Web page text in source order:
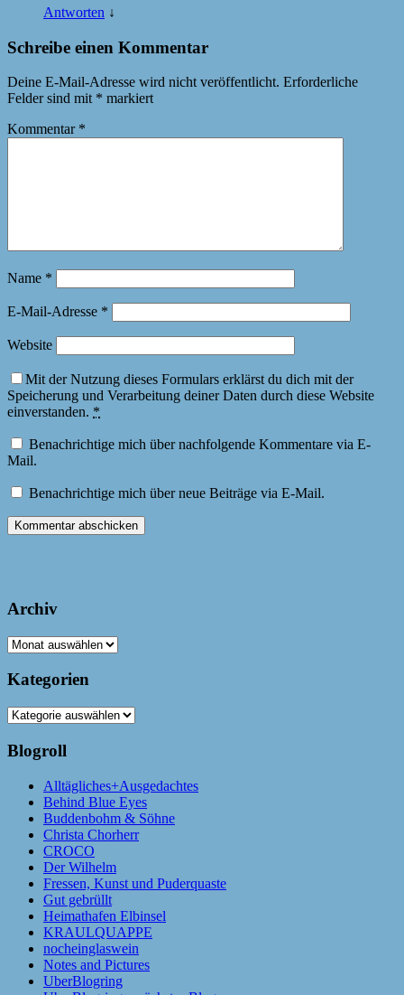
Antworten ↓
Schreibe einen Kommentar
Deine E-Mail-Adresse wird nicht veröffentlicht. Erforderliche
Felder sind mit * markiert
Kommentar *
Name *
E-Mail-Adresse *
Website
Mit der Nutzung dieses Formulars erklärst du dich mit der
Speicherung und Verarbeitung deiner Daten durch diese Website
einverstanden. *
Benachrichtige mich über nachfolgende Kommentare via E-
Mail.
Benachrichtige mich über neue Beiträge via E-Mail.
Archiv
Archiv
Kategorien
Kategorien
Blogroll
Alltägliches+Ausgedachtes
Behind Blue Eyes
Buddenbohm & Söhne
Christa Chorherr
CROCO
Der Wilhelm
Fressen, Kunst und Puderquaste
Gut gebrüllt
Heimathafen Elbinsel
KRAULQUAPPE
nocheinglaswein
Notes and Pictures
UberBlogring